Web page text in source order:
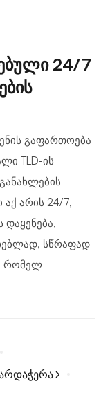
24/7
გაფართოება
TLD-ის
აქ არის 24/7,
სწრაფად
რომელ